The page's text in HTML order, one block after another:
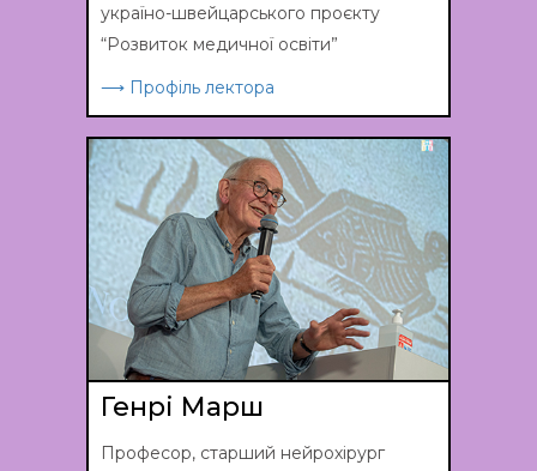
україно-швейцарського проєкту
“Розвиток медичної освіти”
⟶ Профіль лектора
Генрі Марш
Професор, старший нейрохірург